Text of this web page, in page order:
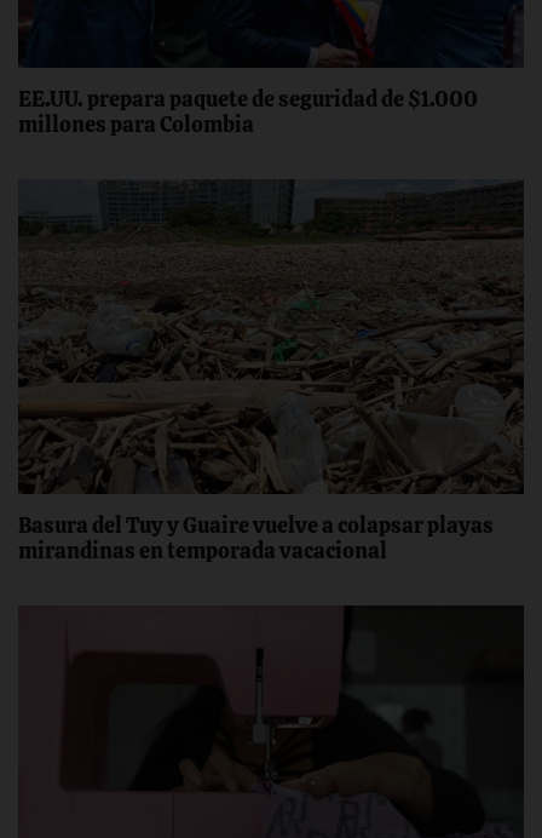
EE.UU. prepara paquete de seguridad de $1.000
millones para Colombia
Basura del Tuy y Guaire vuelve a colapsar playas
mirandinas en temporada vacacional